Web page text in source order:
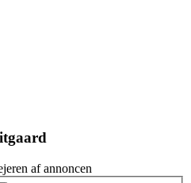
af annoncen